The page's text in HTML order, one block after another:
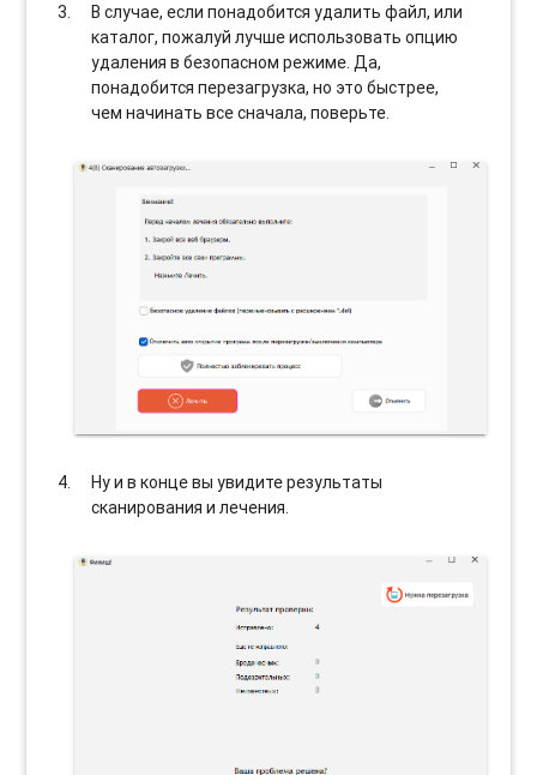
В случае, если понадобится удалить файл, или
каталог, пожалуй лучше использовать опцию
удаления в безопасном режиме. Да,
понадобится перезагрузка, но это быстрее,
чем начинать все сначала, поверьте.
Ну и в конце вы увидите результаты
сканирования и лечения.